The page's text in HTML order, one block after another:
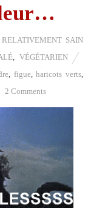
RELATIVEMENT SAIN
VÉGÉTARIEN
figue ,haricots verts,
2 Comments